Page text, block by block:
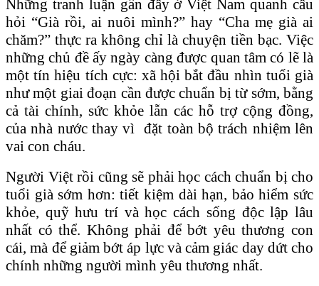
Những tranh luận gần đây ở Việt Nam quanh câu
hỏi “Già rồi, ai nuôi mình?” hay “Cha mẹ già ai
chăm?” thực ra không chỉ là chuyện tiền bạc. Việc
những chủ đề ấy ngày càng được quan tâm có lẽ là
một tín hiệu tích cực: xã hội bắt đầu nhìn tuổi già
như một giai đoạn cần được chuẩn bị từ sớm, bằng
cả tài chính, sức khỏe lẫn các hỗ trợ cộng đồng,
của nhà nước thay vì đặt toàn bộ trách nhiệm lên
vai con cháu.
Người Việt rồi cũng sẽ phải học cách chuẩn bị cho
tuổi già sớm hơn: tiết kiệm dài hạn, bảo hiểm sức
khỏe, quỹ hưu trí và học cách sống độc lập lâu
nhất có thể. Không phải để bớt yêu thương con
cái, mà để giảm bớt áp lực và cảm giác day dứt cho
chính những người mình yêu thương nhất.